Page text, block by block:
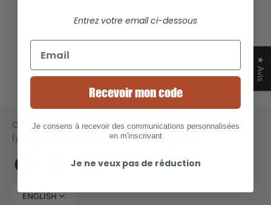
Chipiron accompanies families of adventurers and ski lovers
(young and old) in their dreams (small or big too).
Facebook
ENGLISH
★ Avis
Entrez votre email ci-dessous
Recevoir mon code
Je consens à recevoir des communications personnalisées
en m'inscrivant
Je ne veux pas de réduction